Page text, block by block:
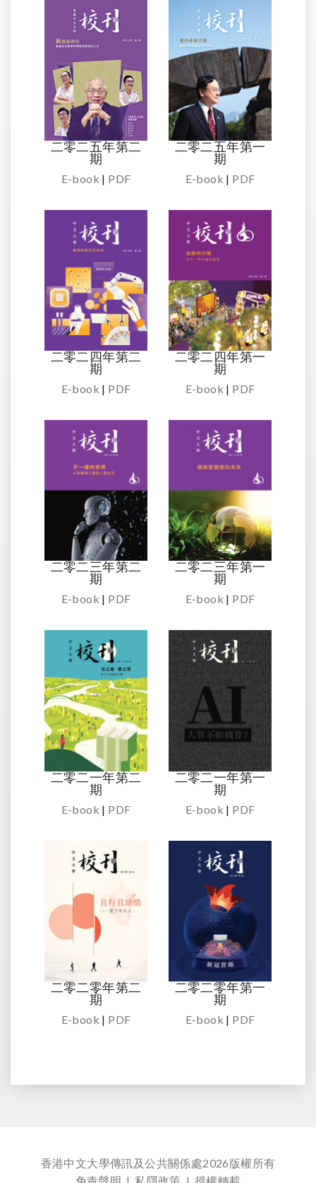
二零二五年第二
期
E-book | PDF
二零二五年第一
期
E-book | PDF
二零二四年第二
期
E-book | PDF
二零二四年第一
期
E-book | PDF
二零二三年第二
期
E-book | PDF
二零二三年第一
期
E-book | PDF
二零二一年第二
期
E-book | PDF
二零二一年第一
期
E-book | PDF
二零二零年第二
期
E-book | PDF
二零二零年第一
期
E-book | PDF
香港中文大學傳訊及公共關係處2026版權所有